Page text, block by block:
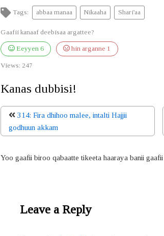
Tags: abbaa manaa Nikaaha Shari'aa
Gaafii kanaaf deebisaa argattee?
Eeyyen 6 hin arganne 1
Views: 247
Kanas dubbisi!
314: Fira dhihoo malee, intalti Hajjii
godhuun akkam
Yoo gaafii biroo qabaatte tikeeta haaraya banii
Leave a Reply